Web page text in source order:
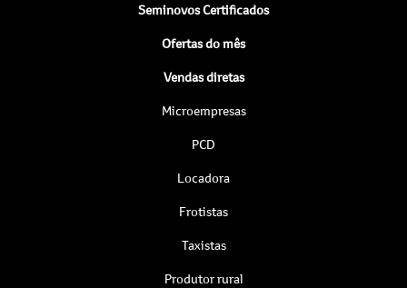
Seminovos Certificados
Ofertas do mês
Vendas diretas
Microempresas
PCD
Locadora
Frotistas
Taxistas
Produtor rural